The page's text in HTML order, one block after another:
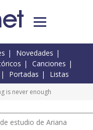
Novedades
Canciones
Portadas Listas
is never enough
estudio de Ariana